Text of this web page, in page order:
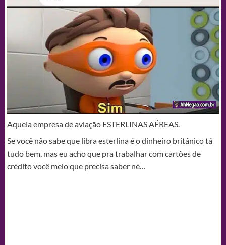
Aquela empresa de aviação ESTERLINAS AÉREAS.
Se você não sabe que libra esterlina é o dinheiro britânico tá
tudo bem, mas eu acho que pra trabalhar com cartões de
crédito você meio que precisa saber né…